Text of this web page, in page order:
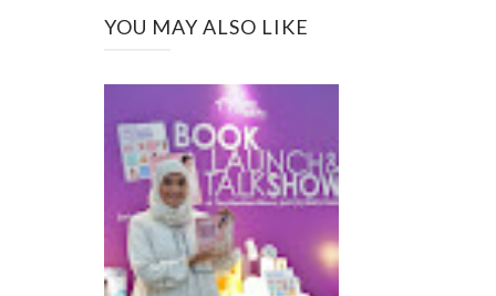
YOU MAY ALSO LIKE